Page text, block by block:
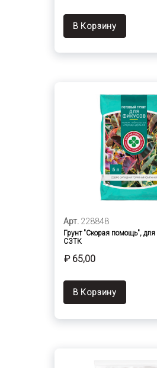
В Корзину
Арт. 228848
Грунт "Скорая помощь",
СЗТК
₽ 65,00
В Корзину